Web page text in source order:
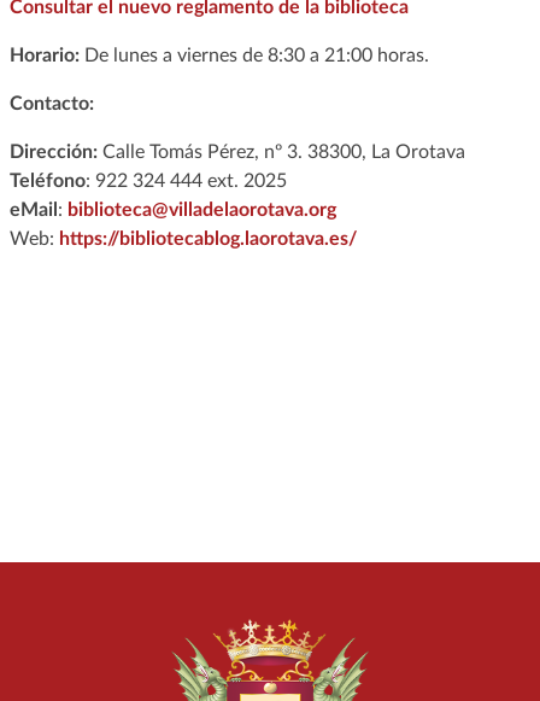
Consultar el nuevo reglamento de la biblioteca
Horario:De lunes a viernes de 8:30 a 21:00 horas.
Contacto:
Dirección:Calle Tomás Pérez, nº 3. 38300, La Orotava
Teléfono: 922 324 444 ext. 2025
eMail : biblioteca@villadelaorotava.org
Web: https://bibliotecablog.laorotava.es/